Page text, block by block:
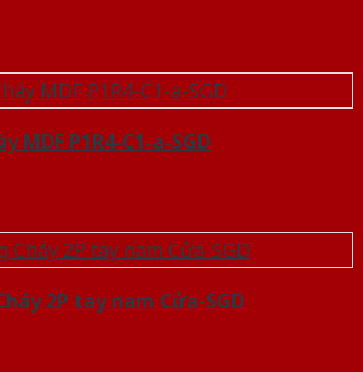
MDF P1R4-C1-a-SGD
2P tay nam Cửa-SGD